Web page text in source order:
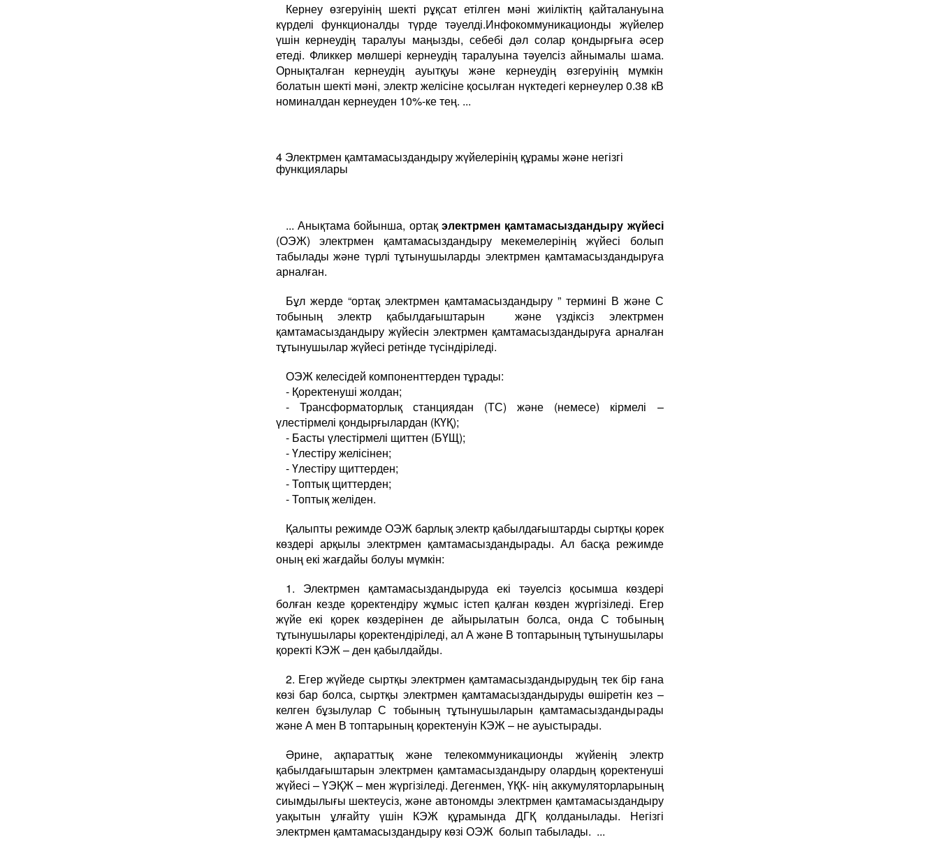
Кернеу өзгеруінің шекті рұқсат етілген мәні жиіліктің қайталануына
күрделі функционалды түрде тәуелді.Инфокоммуникационды жүйелер
үшін кернеудің таралуы маңызды, себебі дәл солар қондырғыға әсер
етеді. Фликкер мөлшері кернеудің таралуына тәуелсіз айнымалы шама.
Орнықталған кернеудің ауытқуы және кернеудің өзгеруінің мүмкін
болатын шекті мәні, электр желісіне қосылған нүктедегі кернеулер 0.38 кВ
номиналдан кернеуден 10%-ке тең. ...
4 Электрмен қамтамасыздандыру жүйелерінің құрамы және негізгі
функциялары
... Анықтама бойынша, ортақ электрмен қамтамасыздандыру жүйесі
(ОЭЖ) электрмен қамтамасыздандыру мекемелерінің жүйесі болып
табылады және түрлі тұтынушыларды электрмен қамтамасыздандыруға
арналған.
Бұл жерде “ортақ электрмен қамтамасыздандыру ” термині В және С
тобының электр қабылдағыштарын және үздіксіз электрмен
қамтамасыздандыру жүйесін электрмен қамтамасыздандыруға арналған
тұтынушылар жүйесі ретінде түсіндіріледі.
ОЭЖ келесідей компоненттерден тұрады:
- Қоректенуші жолдан;
- Трансформаторлық станциядан (ТС) және (немесе) кірмелі –
үлестірмелі қондырғылардан (КҮҚ);
- Басты үлестірмелі щиттен (БҮЩ);
- Үлестіру желісінен;
- Үлестіру щиттерден;
- Топтық щиттерден;
- Топтық желіден.
Қалыпты режимде ОЭЖ барлық электр қабылдағыштарды сыртқы қорек
көздері арқылы электрмен қамтамасыздандырады. Ал басқа режимде
оның екі жағдайы болуы мүмкін:
1. Электрмен қамтамасыздандыруда екі тәуелсіз қосымша көздері
болған кезде қоректендіру жұмыс істеп қалған көзден жүргізіледі. Егер
жүйе екі қорек көздерінен де айырылатын болса, онда С тобының
тұтынушылары қоректендіріледі, ал А және В топтарының тұтынушылары
қоректі КЭЖ – ден қабылдайды.
2. Егер жүйеде сыртқы электрмен қамтамасыздандырудың тек бір ғана
көзі бар болса, сыртқы электрмен қамтамасыздандыруды өшіретін кез –
келген бұзылулар С тобының тұтынушыларын қамтамасыздандырады
және А мен В топтарының қоректенуін КЭЖ – не ауыстырады.
Әрине, ақпараттық және телекоммуникационды жүйенің электр
қабылдағыштарын электрмен қамтамасыздандыру олардың қоректенуші
жүйесі – ҮЭҚЖ – мен жүргізіледі. Дегенмен, ҮҚК- нің аккумуляторларының
сиымдылығы шектеусіз, және автономды электрмен қамтамасыздандыру
уақытын ұлғайту үшін КЭЖ құрамында ДГҚ қолданылады. Негізгі
электрмен қамтамасыздандыру көзі ОЭЖ болып табылады. ...